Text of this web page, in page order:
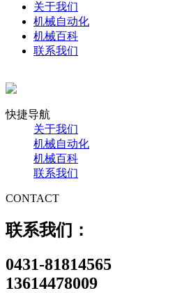
关于我们
机械自动化
机械百科
联系我们
快捷导航
关于我们
机械自动化
机械百科
联系我们
CONTACT
联系我们：
0431-81814565
13614478009